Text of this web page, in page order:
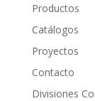
Productos
Catálogos
Proyectos
Contacto
Divisiones